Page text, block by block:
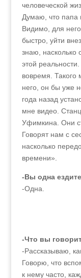
человеческой
Думаю, что папа
Видимо, для
быстро, уйти
знаю, насколько
этой
вовремя. Такого
него, он бы уже
года назад
мне видео.
Уфимкина. Они
Говорят нам с
насколько
времени».
-Вы одна
-Одна.
-Что вы
-Рассказываю,
Говорю, что
к нему часто,